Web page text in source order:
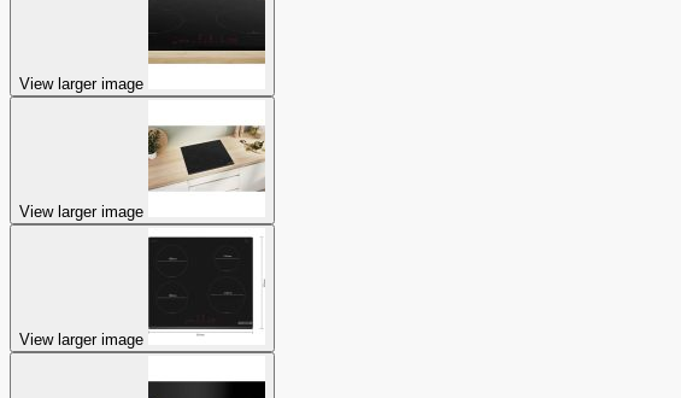
View larger image
View larger image
View larger image